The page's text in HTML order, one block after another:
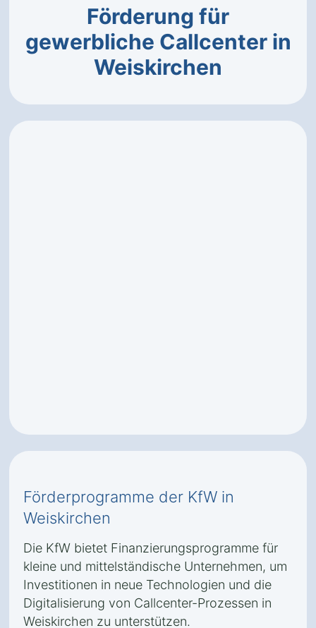
Förderung für
gewerbliche Callcenter in
Weiskirchen
Förderprogramme der KfW in
Weiskirchen
Die KfW bietet Finanzierungsprogramme für
kleine und mittelständische Unternehmen, um
Investitionen in neue Technologien und die
Digitalisierung von Callcenter-Prozessen in
Weiskirchen zu unterstützen.